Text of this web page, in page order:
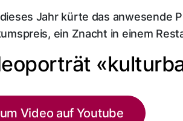
Jahr kürte das anwesende
ein Znacht in einem
Video auf Youtube